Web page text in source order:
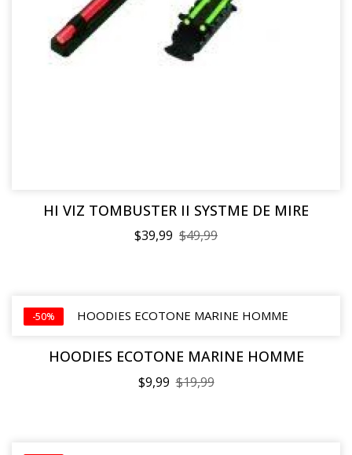
HI VIZ TOMBUSTER II SYSTME DE MIRE
$39,99 $49,99
-50%
HOODIES ECOTONE MARINE HOMME
$9,99 $19,99